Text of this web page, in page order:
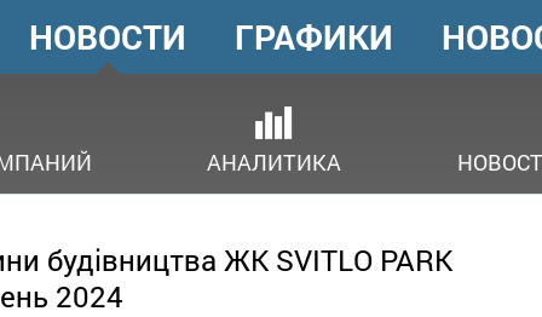
ГОЛОВНЕ
МЕНЮ
НОВОСТИ
АНАЛИТИКА
ГРАФИКИ
будівництва ЖК SVITLO PARK
2024